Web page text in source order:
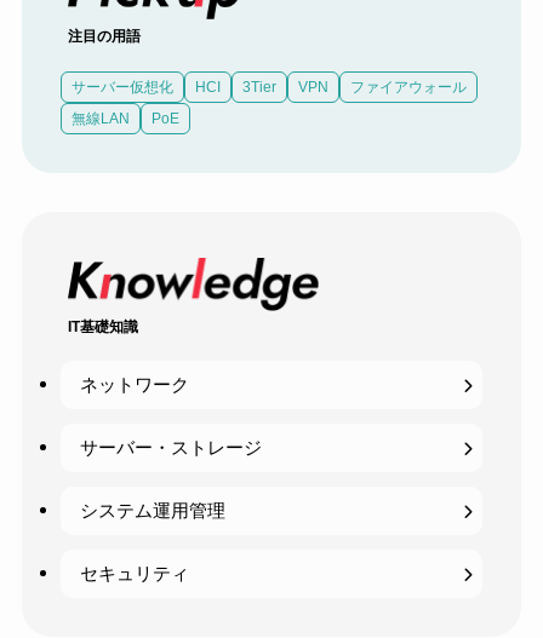
注目の用語
サーバー仮想化 HCI 3Tier VPN
ファイアウォール
無線LAN
PoE
IT基礎知識
ネットワーク
サーバー・ストレージ
システム運用管理
セキュリティ